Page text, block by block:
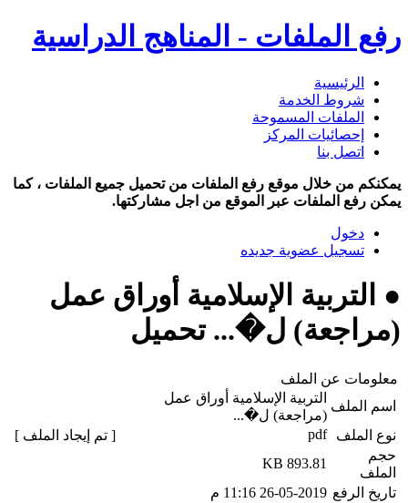
رفع الملفات - المناهج الدراسية
الرئيسية
شروط الخدمة
الملفات المسموحة
إحصائيات المركز
اتصل بنا
يمكنكم من خلال موقع رفع الملفات من تحميل جميع الملفات ، كما
يمكن رفع الملفات عبر الموقع من اجل مشاركتها.
دخول
تسجيل عضوية جديده
● التربية الإسلامية أوراق عمل
(مراجعة) ل�... تحميل
معلومات عن الملف
اسم الملف
التربية الإسلامية أوراق عمل
(مراجعة) ل�...
نوع الملف
pdf
حجم
الملف
893.81 KB
تاريخ الرفع 26-05-2019 11:16 م
[ تم إيجاد الملف ]